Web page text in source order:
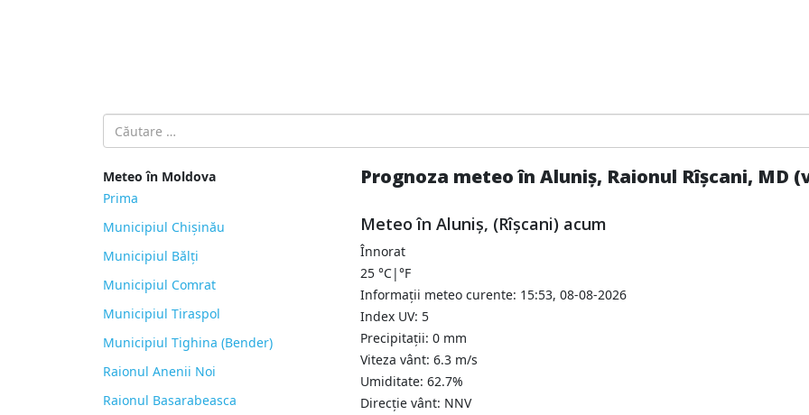
Introdu localitatea:
Meteo în Moldova
Prima
Municipiul Chișinău
Municipiul Bălți
Municipiul Comrat
Municipiul Tiraspol
Municipiul Tighina (Bender)
Raionul Anenii Noi
Raionul Basarabeasca
Prognoza meteo în Aluniș, Raionul Rîșcani, MD
Meteo în Aluniş, (Rîșcani) acum
Înnorat
25 °C|°F
Informații meteo curente: 15:53, 08-08-2026
Index UV: 5
Precipitații: 0 mm
Viteza vânt: 6.3 m/s
Umiditate: 62.7%
Direcție vânt: NNV